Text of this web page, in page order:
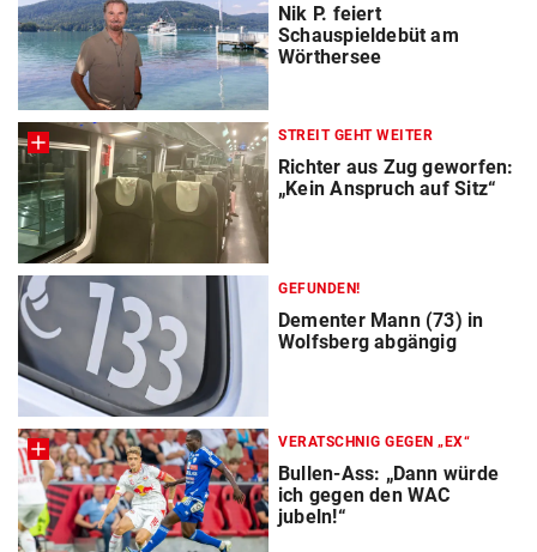
Nik P. feiert
Schauspieldebüt am
Wörthersee
STREIT GEHT WEITER
Richter aus Zug geworfen:
„Kein Anspruch auf Sitz“
GEFUNDEN!
Dementer Mann (73) in
Wolfsberg abgängig
VERATSCHNIG GEGEN „EX“
Bullen-Ass: „Dann würde
ich gegen den WAC
jubeln!“